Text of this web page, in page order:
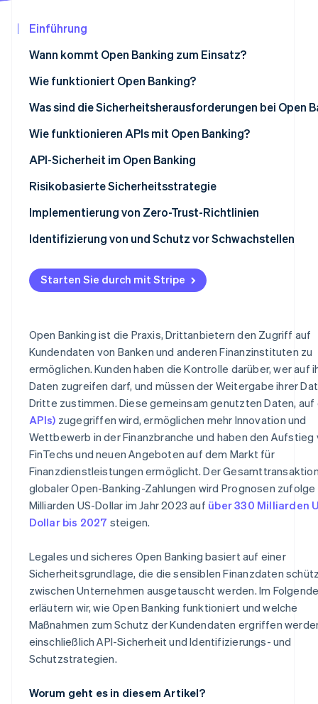
Atlas
Start-up-Gründung
Climate
Online-Identitätsprüfung
Stripe-Sessions 2026
Jetzt ansehen
Stripe App-Marktplatz
Einführung
Wann kommt Open Banking zum Einsatz?
Wie funktioniert Open Banking?
Was sind die Sicherheitsherausforderungen bei Open
Datenschutz und Einwilligung
API-Zugriff
Risiken durch Dritte
Datenverschlüsselung und -integrität
Betrugserkennung
Identitäten und Zugriff verwalten
Wie funktionieren APIs mit Open Banking?
API-Sicherheit im Open Banking
Authentifizierung und Autorisierung
Verschlüsselung
API-Gateways
Ratenbegrenzung und Drosselung
Systeme zur Erkennung und Beseitigung von
Risikobasierte Sicherheitsstrategie
Implementierung von Zero-Trust-Richtlinien
Identifizierung von und Schutz vor Schwachstellen
Starten Sie durch mit Stripe
Open Banking ist die Praxis, Drittanbietern den Zugriff auf
Kundendaten von Banken und anderen Finanzinstituten zu
ermöglichen. Kunden haben die Kontrolle darüber, wer auf
Daten zugreifen darf, und müssen der Weitergabe ihrer
Dritte zustimmen. Diese gemeinsam genutzten Daten, auf
APIs) zugegriffen wird, ermöglichen mehr Innovation und
Wettbewerb in der Finanzbranche und haben den Aufstieg
FinTechs und neuen Angeboten auf dem Markt für
Finanzdienstleistungen ermöglicht. Der
globaler Open-Banking-Zahlungen wird Prognosen
Milliarden US-Dollar im Jahr 2023 auf über 330 Milliarden
Dollar bis 2027 steigen.
Legales und sicheres Open Banking basiert auf einer
Sicherheitsgrundlage, die die sensiblen Finanzdaten
zwischen Unternehmen ausgetauscht werden. Im
erläutern wir, wie Open Banking funktioniert und welche
Maßnahmen zum Schutz der Kundendaten ergriffen
einschließlich API-Sicherheit und Identifizierungs- und
Schutzstrategien.
Worum geht es in diesem Artikel?